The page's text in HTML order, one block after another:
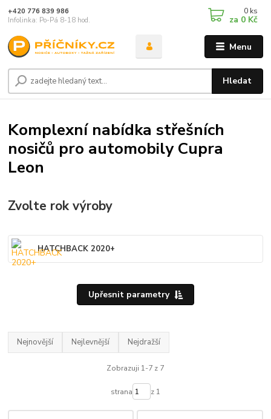
Menu
Hledat
+420 776 839 986
Infolinka: Po-Pá 8-18 hod.
0 ks
za 0 Kč
Komplexní nabídka střešních
nosičů pro automobily Cupra
Leon
Zvolte rok výroby
HATCHBACK 2020+
Upřesnit parametry
Nejnovější Nejlevnější Nejdražší
Zobrazuji 1-7 z 7
strana z 1